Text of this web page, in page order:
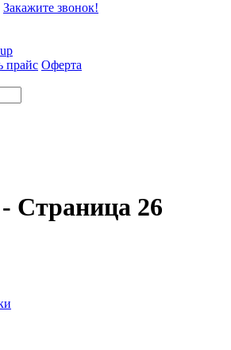
Закажите звонок!
прайс Оферта
Страница 26